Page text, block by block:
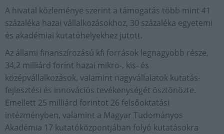
A hivatal közleménye szerint a támogatás több mint 41
százaléka hazai vállalkozásokhoz, 30 százaléka egyetemi
és akadémiai kutatóhelyekhez jutott.
Az állami finanszírozású kfi források legnagyobb része,
34,2 milliárd forint hazai mikro-, kis- és
középvállalkozások, valamint nagyvállalatok kutatás-
fejlesztési és innovációs tevékenységét ösztönözte.
Emellett 25 milliárd forintot 26 felsőoktatási
intézményben, valamint a Magyar Tudományos
Akadémia 17 kutatóközpontjában folyó kutatásokra